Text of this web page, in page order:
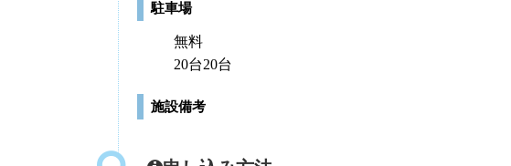
駐車場
無料
20台20台
施設備考